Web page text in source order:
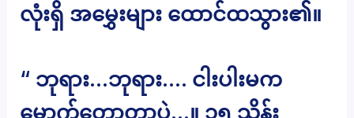
လုံးရှိ အမွှေးများ ထောင်ထသွား၏။
“ ဘုရား…ဘုရား…. ငါးပါးမက
မှောက်တော့တာပဲ…။ ၁၅ သိန်း